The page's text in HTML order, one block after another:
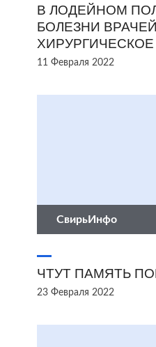
В ЛОДЕЙНОМ
БОЛЕЗНИ
11 Февраля 2022
СвирьИнфо
ЧТУТ ПАМЯТЬ
23 Февраля 2022